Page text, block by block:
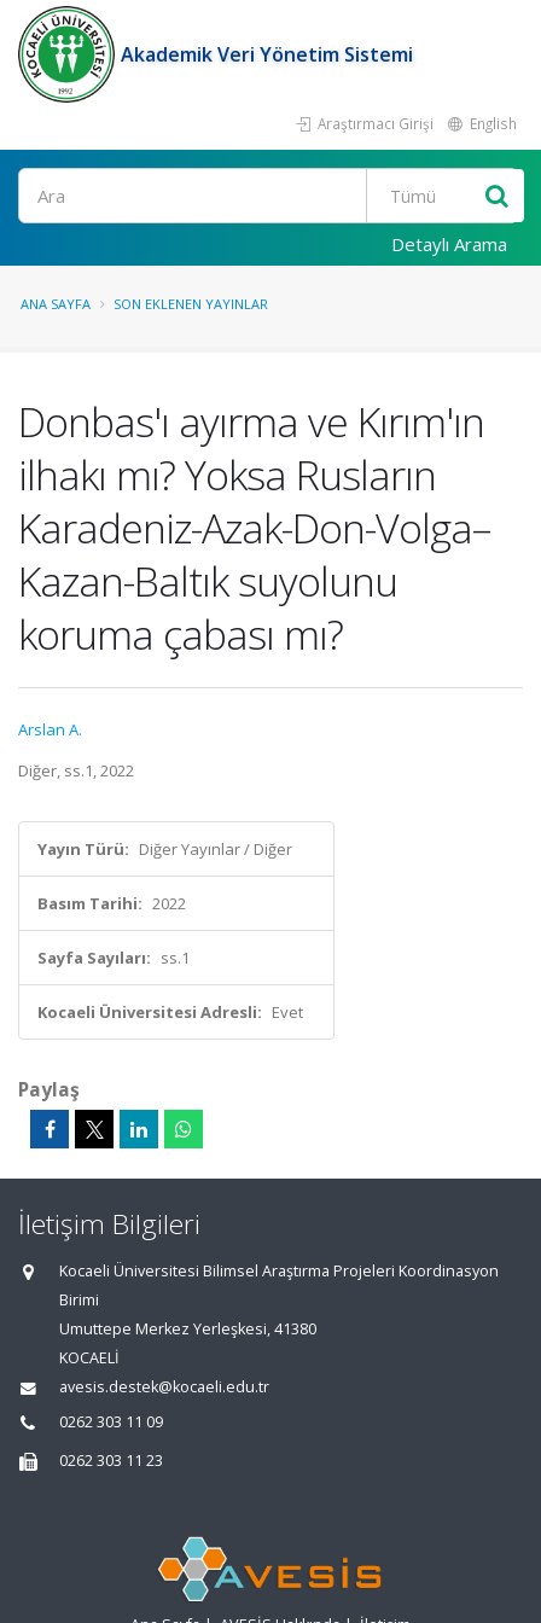
Akademik Veri Yönetim Sistemi
Araştırmacı Girişi English
Ara
Detaylı Arama
ANA SAYFA SON EKLENEN YAYINLAR
Donbas'ı ayırma ve Kırım'ın
ilhakı mı? Yoksa Rusların
Karadeniz-Azak-Don-Volga–
Kazan-Baltık suyolunu
koruma çabası mı?
Arslan A.
Diğer, ss.1, 2022
Yayın Türü: Diğer Yayınlar / Diğer
Basım Tarihi: 2022
Sayfa Sayıları: ss.1
Kocaeli Üniversitesi Adresli: Evet
Paylaş
İletişim Bilgileri
Kocaeli Üniversitesi Bilimsel Araştırma Projeleri Koordinasyon
Birimi
Umuttepe Merkez Yerleşkesi, 41380
KOCAELİ
avesis.destek@kocaeli.edu.tr
0262 303 11 09
0262 303 11 23